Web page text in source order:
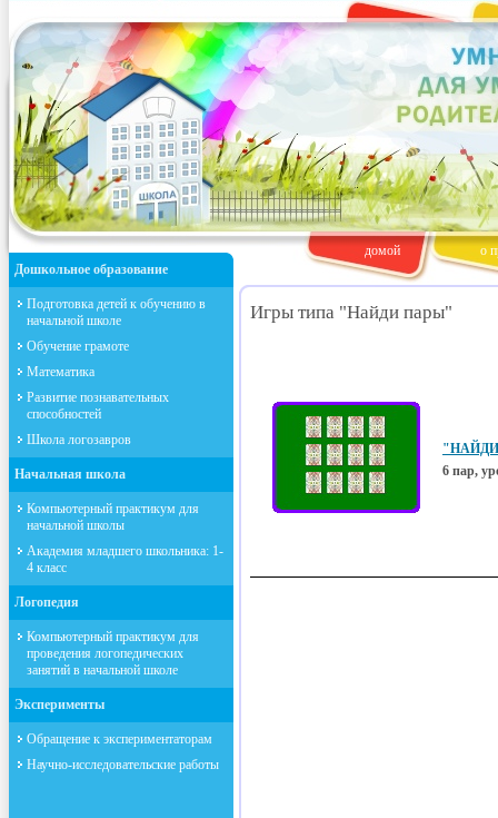
домой
о
Дошкольное образование
Подготовка детей к обучению в
начальной школе
Обучение грамоте
Математика
Развитие познавательных
способностей
Школа логозавров
Начальная школа
Компьютерный практикум для
начальной школы
Академия младшего школьника: 1-
4 класс
Логопедия
Компьютерный практикум для
проведения логопедических
занятий в начальной школе
Эксперименты
Обращение к экспериментаторам
Научно-исследовательские работы
Игры типа "Найди пары"
"НАЙДИ
6 пар,